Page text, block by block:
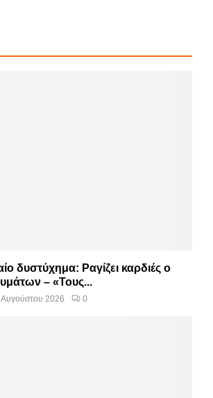
δυστύχημα: Ραγίζει καρδιές ο
– «Τους...
2026 0